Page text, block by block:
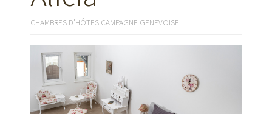
CHAMBRES D'HÔTES CAMPAGNE GENEVOISE